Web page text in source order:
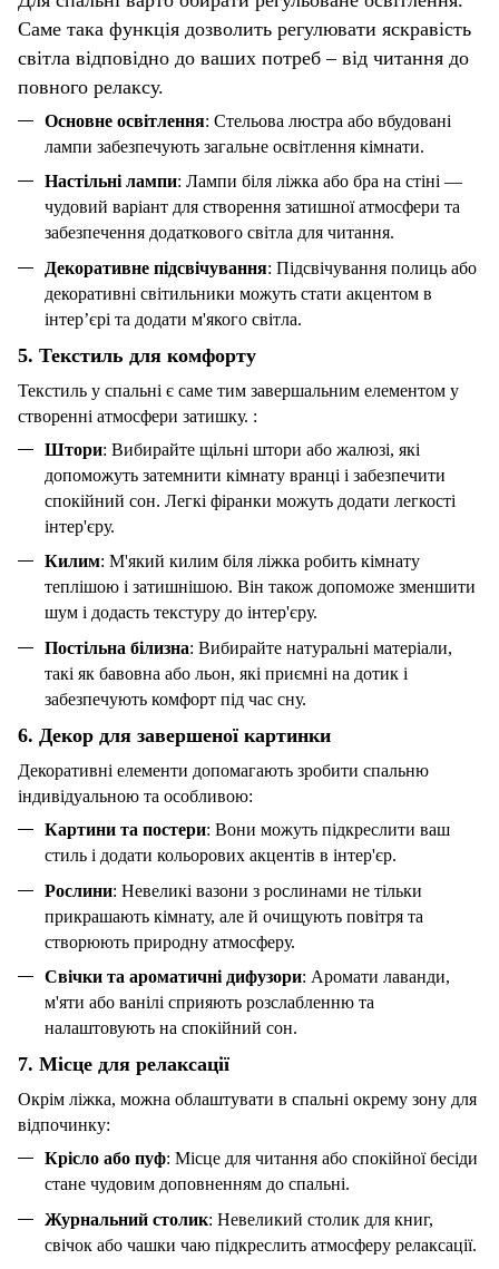
Саме така функція дозволить регулювати яскравість
світла відповідно до ваших потреб – від читання до
повного релаксу.
Основне освітлення: Стельова люстра або вбудовані
лампи забезпечують загальне освітлення кімнати.
Настільні лампи: Лампи біля ліжка або бра на стіні —
чудовий варіант для створення затишної атмосфери та
забезпечення додаткового світла для читання.
Декоративне підсвічування: Підсвічування полиць або
декоративні світильники можуть стати акцентом в
інтер’єрі та додати м'якого світла.
5. Текстиль для комфорту
Текстиль у спальні є саме тим завершальним елементом у
створенні атмосфери затишку. :
Штори: Вибирайте щільні штори або жалюзі, які
допоможуть затемнити кімнату вранці і забезпечити
спокійний сон. Легкі фіранки можуть додати легкості
інтер'єру.
Килим: М'який килим біля ліжка робить кімнату
теплішою і затишнішою. Він також допоможе зменшити
шум і додасть текстуру до інтер'єру.
Постільна білизна: Вибирайте натуральні матеріали,
такі як бавовна або льон, які приємні на дотик і
забезпечують комфорт під час сну.
6. Декор для завершеної картинки
Декоративні елементи допомагають зробити спальню
індивідуальною та особливою:
Картини та постери: Вони можуть підкреслити ваш
стиль і додати кольорових акцентів в інтер'єр.
Рослини: Невеликі вазони з рослинами не тільки
прикрашають кімнату, але й очищують повітря та
створюють природну атмосферу.
Свічки та ароматичні дифузори: Аромати лаванди,
м'яти або ванілі сприяють розслабленню та
налаштовують на спокійний сон.
7. Місце для релаксації
Окрім ліжка, можна облаштувати в спальні окрему зону для
відпочинку:
Крісло або пуф: Місце для читання або спокійної бесіди
стане чудовим доповненням до спальні.
Журнальний столик: Невеликий столик для книг,
свічок або чашки чаю підкреслить атмосферу релаксації.